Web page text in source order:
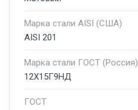
Марка стали AISI (США)
AISI 201
Марка стали ГОСТ (Россия)
12Х15Г9НД
ГОСТ